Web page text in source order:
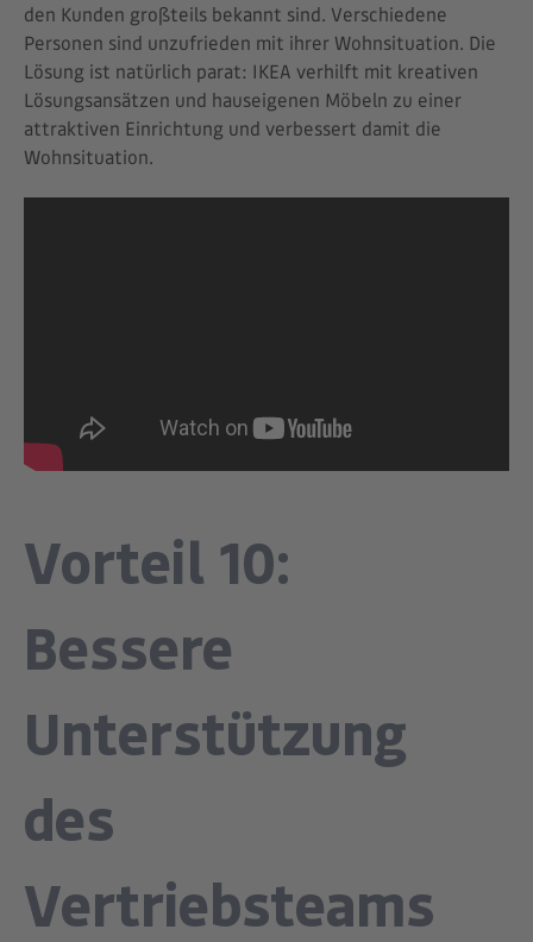
den Kunden großteils bekannt sind. Verschiedene
Personen sind unzufrieden mit ihrer Wohnsituation. Die
Lösung ist natürlich parat: IKEA verhilft mit kreativen
Lösungsansätzen und hauseigenen Möbeln zu einer
attraktiven Einrichtung und verbessert damit die
Wohnsituation.
Vorteil 10:
Bessere
Unterstützung
des
Vertriebsteams